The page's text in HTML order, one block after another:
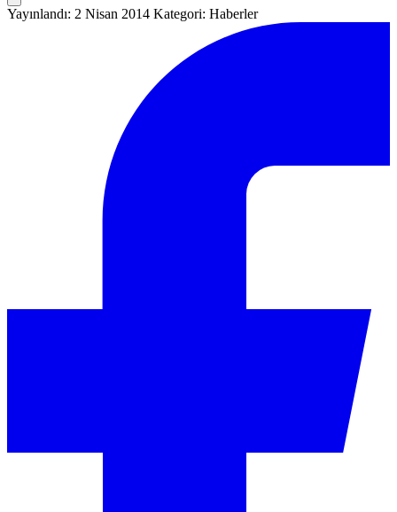
Yayınlandı: 2 Nisan 2014 Kategori: Haberler